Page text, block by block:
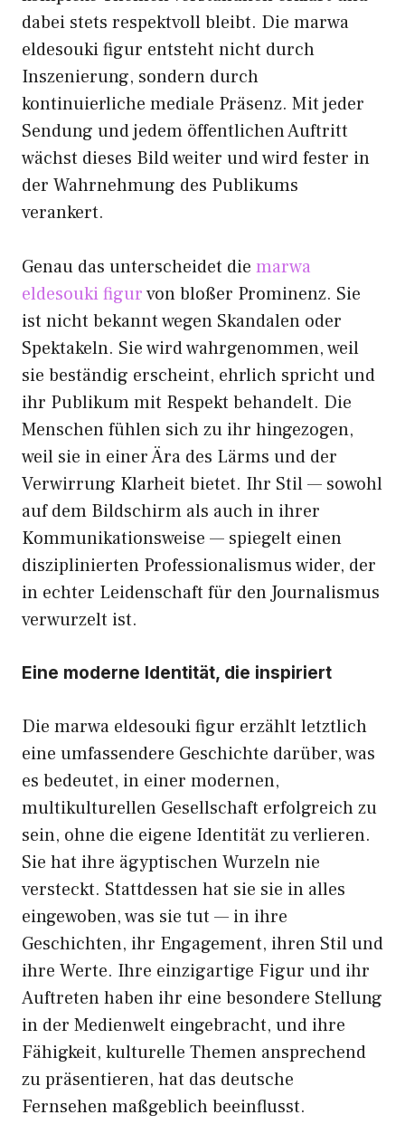
dabei stets respektvoll bleibt. Die marwa
eldesouki figur entsteht nicht durch
Inszenierung, sondern durch
kontinuierliche mediale Präsenz. Mit jeder
Sendung und jedem öffentlichen Auftritt
wächst dieses Bild weiter und wird fester in
der Wahrnehmung des Publikums
verankert.
Genau das unterscheidet die marwa
eldesouki figurvon bloßer Prominenz. Sie
ist nicht bekannt wegen Skandalen oder
Spektakeln. Sie wird wahrgenommen, weil
sie beständig erscheint, ehrlich spricht und
ihr Publikum mit Respekt behandelt. Die
Menschen fühlen sich zu ihr hingezogen,
weil sie in einer Ära des Lärms und der
Verwirrung Klarheit bietet. Ihr Stil — sowohl
auf dem Bildschirm als auch in ihrer
Kommunikationsweise — spiegelt einen
disziplinierten Professionalismus wider, der
in echter Leidenschaft für den Journalismus
verwurzelt ist.
Eine moderne Identität, die inspiriert
Die marwa eldesouki figur erzählt letztlich
eine umfassendere Geschichte darüber, was
es bedeutet, in einer modernen,
multikulturellen Gesellschaft erfolgreich zu
sein, ohne die eigene Identität zu verlieren.
Sie hat ihre ägyptischen Wurzeln nie
versteckt. Stattdessen hat sie sie in alles
eingewoben, was sie tut — in ihre
Geschichten, ihr Engagement, ihren Stil und
ihre Werte. Ihre einzigartige Figur und ihr
Auftreten haben ihr eine besondere Stellung
in der Medienwelt eingebracht, und ihre
Fähigkeit, kulturelle Themen ansprechend
zu präsentieren, hat das deutsche
Fernsehen maßgeblich beeinflusst.